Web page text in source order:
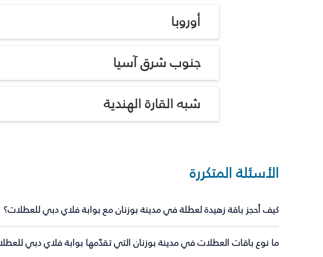
أوروبا
جنوب شرق آسيا
شبه القارة الهندية
الأسئلة المتكررة
كيف أحجز باقة زهيدة لعطلة في مدينة بوزنان مع بوابة فلاي دبي للعطلات؟
ما نوع باقات العطلات في مدينة بوزنان التي تقدّمها بوابة فلاي دبي